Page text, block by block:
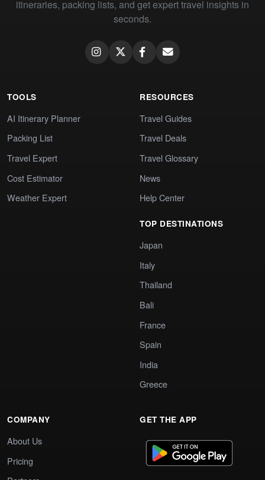
itineraries, packing lists, and get expert travel insights in
seconds.
TOOLS
AI Itinerary Planner
Packing List
Travel Expert
Cost Estimator
Weather Expert
RESOURCES
Travel Guides
Travel Deals
Travel Glossary
News
Help Center
TOP DESTINATIONS
Japan
Italy
Thailand
Bali
France
Spain
India
Greece
COMPANY
About Us
Pricing
GET THE APP